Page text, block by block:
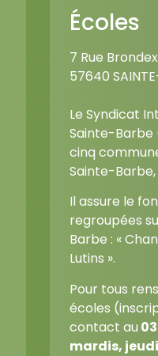
Écoles
7 Rue Brondex
57640
Le Syndicat
Sainte-Barbe
cinq
Sainte-Barbe,
Il assure le
regroupées
Barbe : «
Lutins ».
Pour tous
écoles
contact au
mardis,